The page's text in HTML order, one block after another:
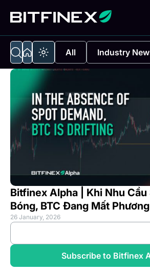
All Industry
Bitfinex Alpha | Khi Nhu Cầu
Bóng, BTC Đang Mất
26 January, 2026
Subscribe to Bitfinex